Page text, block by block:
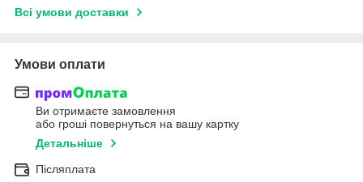
Всі умови доставки
Умови оплати
Ви отримаєте замовлення
або гроші повернуться на вашу картку
Детальніше
Післяплата